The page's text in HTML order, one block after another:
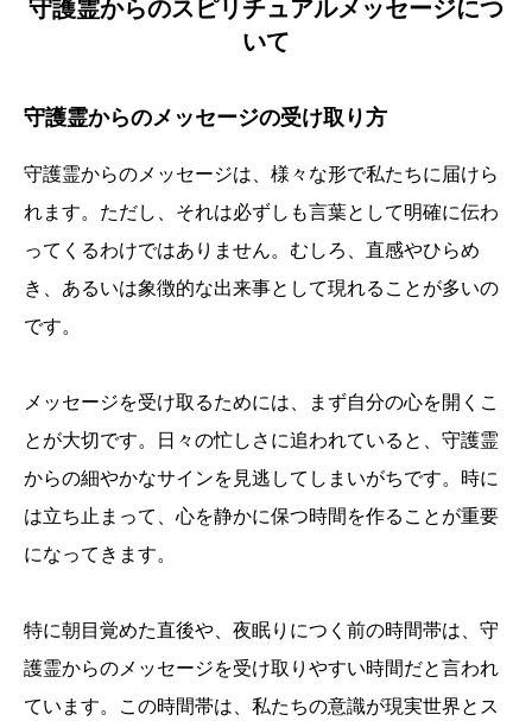
守護霊からのスピリチュアルメッセージにつ
いて
守護霊からのメッセージの受け取り方
守護霊からのメッセージは、様々な形で私たちに届けら
れます。ただし、それは必ずしも言葉として明確に伝わ
ってくるわけではありません。むしろ、直感やひらめ
き、あるいは象徴的な出来事として現れることが多いの
です。
メッセージを受け取るためには、まず自分の心を開くこ
とが大切です。日々の忙しさに追われていると、守護霊
からの細やかなサインを見逃してしまいがちです。時に
は立ち止まって、心を静かに保つ時間を作ることが重要
になってきます。
特に朝目覚めた直後や、夜眠りにつく前の時間帯は、守
護霊からのメッセージを受け取りやすい時間だと言われ
ています。この時間帯は、私たちの意識が現実世界とス